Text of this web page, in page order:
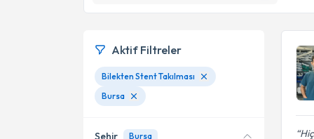
Aktif Filtreler
Bilekten Stent Takılması
Bursa
Şehir Bursa